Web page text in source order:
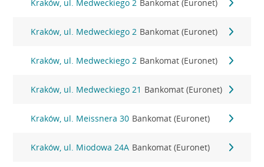
Kraków, ul. Medweckiego 2 Bankomat (Euronet)
Kraków, ul. Medweckiego 2 Bankomat (Euronet)
Kraków, ul. Medweckiego 2 Bankomat (Euronet)
Kraków, ul. Medweckiego 21 Bankomat (Euronet)
Kraków, ul. Meissnera 30 Bankomat (Euronet)
Kraków, ul. Miodowa 24A Bankomat (Euronet)